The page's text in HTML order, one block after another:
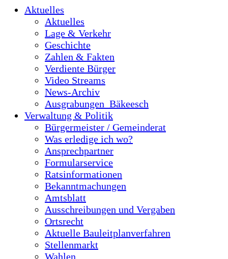
Aktuelles
Aktuelles
Lage & Verkehr
Geschichte
Zahlen & Fakten
Verdiente Bürger
Video Streams
News-Archiv
Ausgrabungen_Bäkeesch
Verwaltung & Politik
Bürgermeister / Gemeinderat
Was erledige ich wo?
Ansprechpartner
Formularservice
Ratsinformationen
Bekanntmachungen
Amtsblatt
Ausschreibungen und Vergaben
Ortsrecht
Aktuelle Bauleitplanverfahren
Stellenmarkt
Wahlen